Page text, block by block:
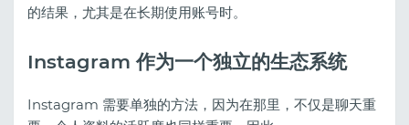
的结果，尤其是在长期使用账号时。
Instagram 作为一个独立的生态系统
Instagram 需要单独的方法，因为在那里，不仅是聊天重